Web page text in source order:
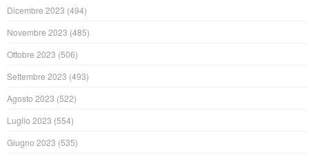
Dicembre 2023 (494)
Novembre 2023 (485)
Ottobre 2023 (506)
Settembre 2023 (493)
Agosto 2023 (522)
Luglio 2023 (554)
Giugno 2023 (535)